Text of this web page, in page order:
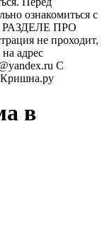
ознакомиться с
РАЗДЕЛЕ ПРО
не проходит,
адрес
С
Кришна.ру
в